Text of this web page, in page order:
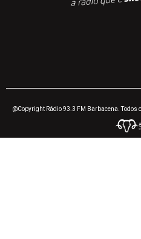
@Copyright Rádio 93.3 FM Barbacena. Todos